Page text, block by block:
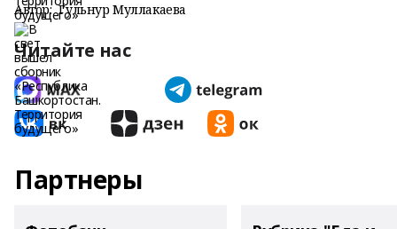
Автор: Гульнур Муллакаева
Читайте нас
Партнеры